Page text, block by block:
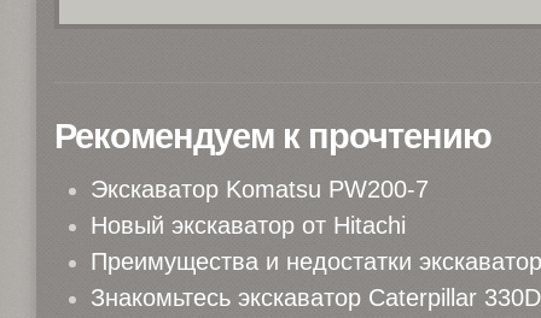
Рекомендуем к прочтению
Экскаватор Komatsu PW200-7
Новый экскаватор от Hitachi
Преимущества и недостатки
Знакомьтесь экскаватор Caterpillar